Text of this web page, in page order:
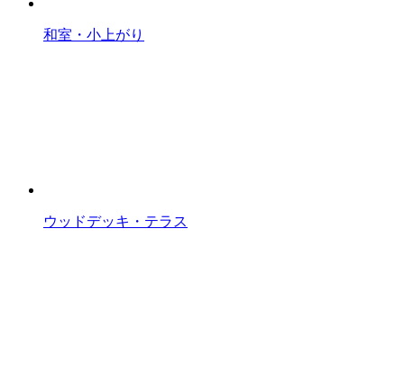
和室・小上がり
ウッドデッキ・テラス